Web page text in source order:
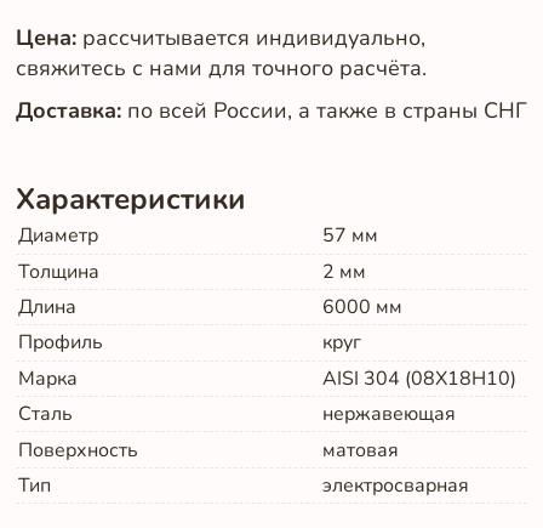
Цена: рассчитывается индивидуально,
свяжитесь с нами для точного расчёта.
Доставка: по всей России, а также в страны СНГ
Характеристики
Диаметр 57 мм
Толщина
2 мм
Длина
6000 мм
Профиль
круг
Марка
AISI 304 (08Х18Н10)
Сталь
нержавеющая
Поверхность
матовая
Тип
электросварная